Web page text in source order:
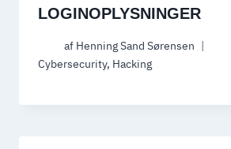
LOGINOPLYSNINGER
af Henning Sand Sørensen
Cybersecurity, Hacking